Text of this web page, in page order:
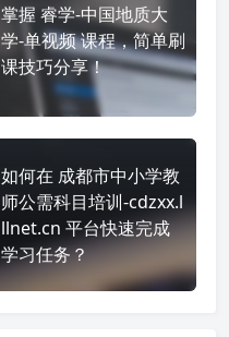
掌握 睿学-中国地质大
学-单视频 课程，简单刷
课技巧分享！
如何在 成都市中小学教
师公需科目培训-cdzxx.l
llnet.cn 平台快速完成
学习任务？